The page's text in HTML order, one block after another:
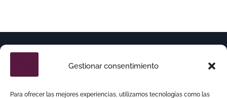
Gestionar consentimiento
Para ofrecer las mejores experiencias, utilizamos tecnologías como las